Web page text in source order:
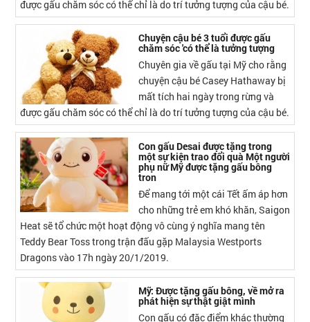
được gấu chăm sóc có thể chỉ là do trí tưởng tượng của cậu bé.
Chuyện cậu bé 3 tuổi được gấu
chăm sóc 'có thể là tưởng tượng
Chuyên gia về gấu tại Mỹ cho rằng
chuyện cậu bé Casey Hathaway bị
mất tích hai ngày trong rừng và
được gấu chăm sóc có thể chỉ là do trí tưởng tượng của cậu bé.
Con gấu Desai được tặng trong
một sự kiện trao đổi quà Một người
phụ nữ Mỹ được tặng gấu bông
tron
Để mang tới một cái Tết ấm áp hơn
cho những trẻ em khó khăn, Saigon
Heat sẽ tổ chức một hoạt động vô cùng ý nghĩa mang tên
Teddy Bear Toss trong trận đấu gặp Malaysia Westports
Dragons vào 17h ngày 20/1/2019.
Mỹ: Được tặng gấu bông, về mở ra
phát hiện sự thật giật mình
Con gấu có đặc điểm khác thường